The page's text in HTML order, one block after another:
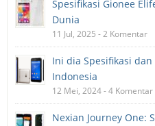
Spesifikasi Gionee
Dunia
11 Jul, 2025 - 2 Komentar
Ini dia Spesifikasi dan
Indonesia
12 Mei, 2024 - 4 Komentar
Nexian Journey One: